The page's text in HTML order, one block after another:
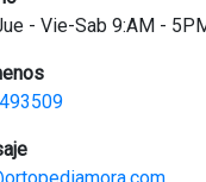
- Vie-Sab 9:AM -